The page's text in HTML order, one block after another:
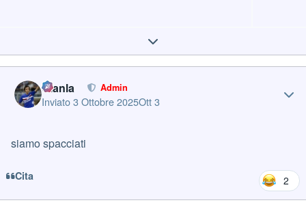
Expand topic overview
Gianla Admin
Inviato3 Ottobre 2025Ott 3
siamo spacciati
Cita 2